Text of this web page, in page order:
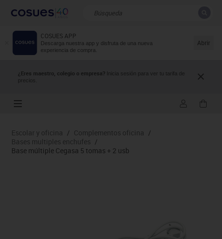
COSUES APP
Descarga nuestra app y disfruta de una nueva
experiencia de compra.
Abrir
¿Eres maestro, colegio o empresa? Inicia sesión para ver tu tarifa de
precios.
Resultados de la búsqueda
Escolar y oficina / Complementos oficina /
Bases multiples enchufes /
Base múltiple Cegasa 5 tomas + 2 usb